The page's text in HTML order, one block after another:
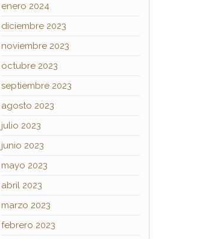
enero 2024
diciembre 2023
noviembre 2023
octubre 2023
septiembre 2023
agosto 2023
julio 2023
junio 2023
mayo 2023
abril 2023
marzo 2023
febrero 2023